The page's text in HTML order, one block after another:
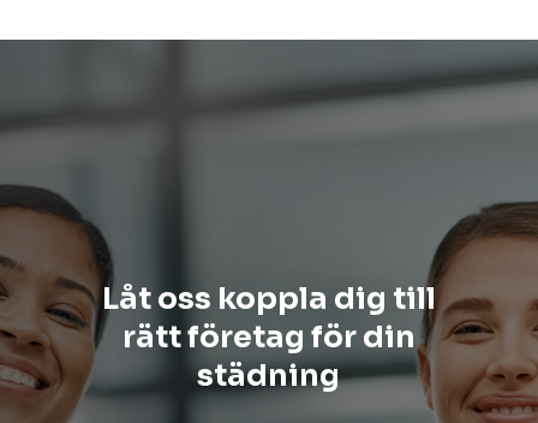
Låt oss koppla dig till
rätt företag för din
städning